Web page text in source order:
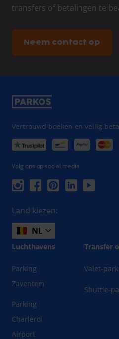
transfers of betalingen te
Neem contact op
Vertrouwd boeken en veilig
Volg ons op social media
Land kiezen:
NL
Luchthavens
Parking
Zaventem
Parking
Charleroi
Airport
Transfer
Valet-
Shuttle-